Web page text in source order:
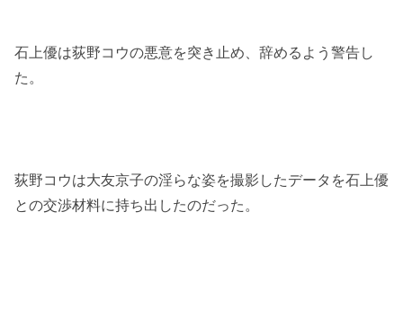
石上優は荻野コウの悪意を突き止め、辞めるよう警告し
た。
荻野コウは大友京子の淫らな姿を撮影したデータを石上優
との交渉材料に持ち出したのだった。